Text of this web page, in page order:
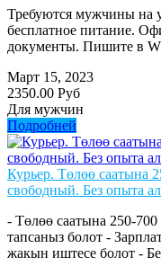
Требуются мужчины на
бесплатное питание.
документы. Пишите в
Март 15, 2023
2350.00 Руб
Для мужчин
Подробней
Курьер. Төлөө саатына
свободный. Без опыта
- Төлөө саатына 250-
тапсаныз болот -
жакын иштесе болот -